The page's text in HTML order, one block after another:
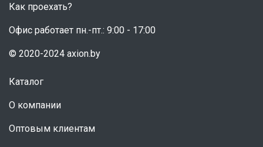
Как проехать?
Офис работает пн.-пт.: 9:00 - 17:00
© 2020-2024 axion.by
Каталог
О компании
Оптовым клиентам